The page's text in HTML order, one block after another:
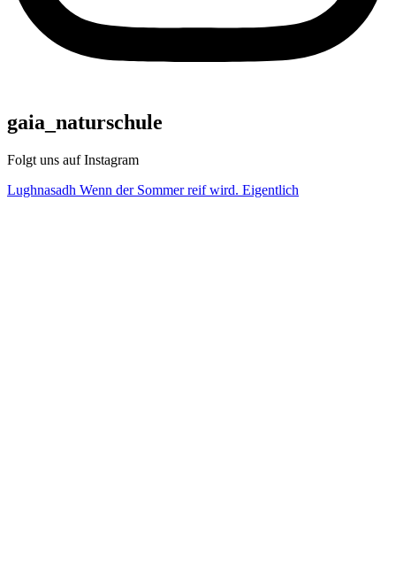
gaia_naturschule
Folgt uns auf Instagram
Lughnasadh Wenn der Sommer reif wird. Eigentlich